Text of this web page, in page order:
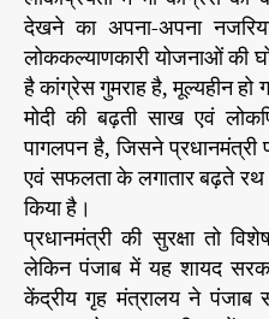
देखने का अपना-अपना
लोककल्याणकारी योजनाओं की
है कांग्रेस गुमराह है, मूल्यहीन हो
मोदी की बढ़ती साख एवं
पागलपन है, जिसने प्रधानमंत्री
एवं सफलता के लगातार बढ़ते रथ
किया है।
प्रधानमंत्री की सुरक्षा तो
लेकिन पंजाब में यह शायद
केंद्रीय गृह मंत्रालय ने पंजाब